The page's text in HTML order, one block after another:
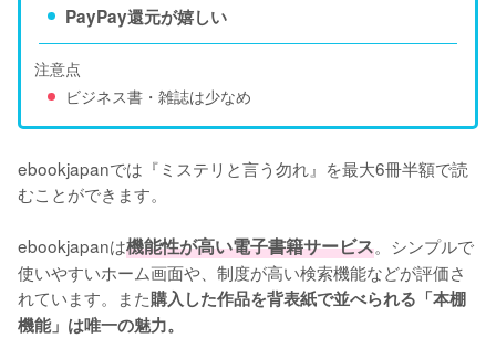
PayPay還元が嬉しい
注意点
ビジネス書・雑誌は少なめ
ebookjapanでは『ミステリと言う勿れ』を最大6冊半額で読
むことができます。
ebookjapanは機能性が高い電子書籍サービス。シンプルで
使いやすいホーム画面や、制度が高い検索機能などが評価さ
れています。また購入した作品を背表紙で並べられる「本棚
機能」は唯一の魅力。